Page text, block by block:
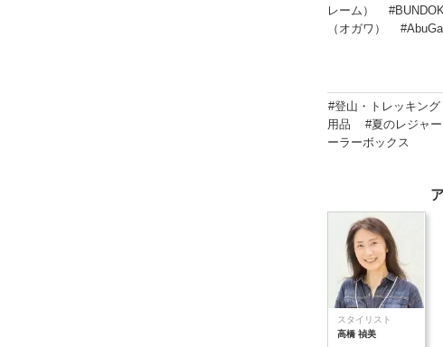
レーム）
（オガワ）
#登山・トレッキング
用品
#夏のレジャー
ーラーボックス
スタイリスト
高橋 禎美